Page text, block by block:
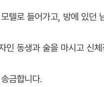
텔로 들어가고, 방에 있던
인 동생과 술을 마시고 신
금합니다.